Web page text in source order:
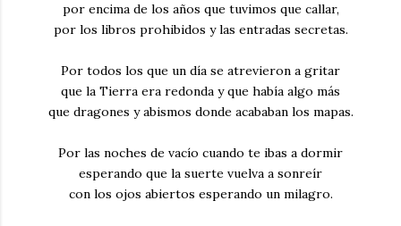
por encima de los años que tuvimos que callar,
por los libros prohibidos y las entradas secretas.
Por todos los que un día se atrevieron a gritar
que la Tierra era redonda y que había algo más
que dragones y abismos donde acababan los mapas.
Por las noches de vacío cuando te ibas a dormir
esperando que la suerte vuelva a sonreír
con los ojos abiertos esperando un milagro.